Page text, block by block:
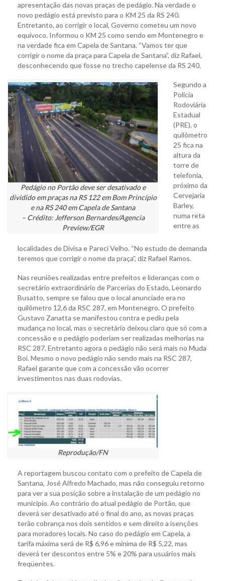
apresentação das novas praças de pedágio. Na verdade o
novo pedágio está previsto para o KM 25 da RS 240.
Entretanto, ao corrigir o local, Governo cometeu um novo
equívoco. Informou o KM 25 como sendo em Montenegro e
na verdade fica em Capela de Santana. “Vamos ter que
corrigir o nome da praça para Capela de Santana”, diz Rafael,
desconhecendo que fosse no trecho capelense da RS 240.
Pedágio no Portão deve ser desativado e
dividido em praças na RS 122 em Bom Princípio
e na RS 240 em Capela de Santana
– Crédito: Jefferson Bernardes/Agencia
Preview/EGR
Segundo a
Polícia
Rodoviária
Estadual
(PRE), o
quilômetro
25 fica na
altura da
torre de
telefonia,
próximo da
Cervejaria
Barley,
numa reta
entre as
localidades de Divisa e Pareci Velho. “No estudo de demanda
teremos que corrigir o nome da praça”, diz Rafael Ramos.
Nas reuniões realizadas entre prefeitos e lideranças com o
secretário extraordinário de Parcerias do Estado, Leonardo
Busatto, sempre se falou que o local anunciado era no
quilômetro 12,6 da RSC 287, em Montenegro. O prefeito
Gustavo Zanatta se manifestou contra e pediu pela
mudança no local, mas o secretário deixou claro que só com a
concessão e o pedágio poderiam ser realizadas melhorias na
RSC 287. Entretanto agora o pedágio não será mais no Muda
Boi. Mesmo o novo pedágio não sendo mais na RSC 287,
Rafael garante que com a concessão vão ocorrer
investimentos nas duas rodovias.
Reprodução/FN
A reportagem buscou contato com o prefeito de Capela de
Santana, José Alfredo Machado, mas não conseguiu retorno
para ver a sua posição sobre a instalação de um pedágio no
município. Ao contrário do atual pedágio de Portão, que
deverá ser desativado até o final do ano, as novas praças
terão cobrança nos dois sentidos e sem direito a isenções
para moradores locais. No caso do pedágio em Capela, a
tarifa máxima será de R$ 6,96 e mínima de R$ 5,22, mas
deverá ter descontos entre 5% e 20% para usuários mais
freqüentes.